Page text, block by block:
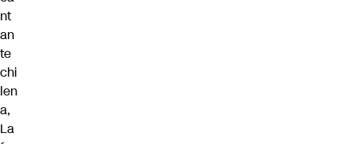
nt
an
te
chi
len
a,
La